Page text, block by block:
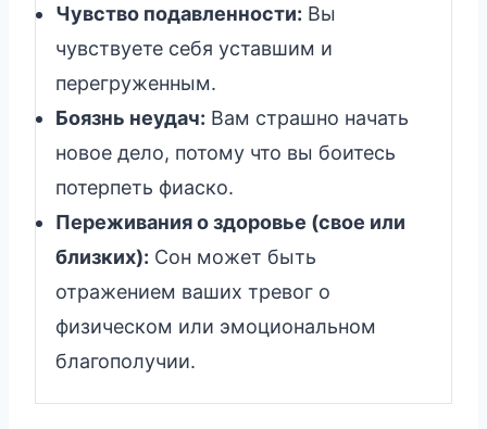
Чувство подавленности: Вы
чувствуете себя уставшим и
перегруженным.
Боязнь неудач: Вам страшно начать
новое дело, потому что вы боитесь
потерпеть фиаско.
Переживания о здоровье (свое или
близких): Сон может быть
отражением ваших тревог о
физическом или эмоциональном
благополучии.